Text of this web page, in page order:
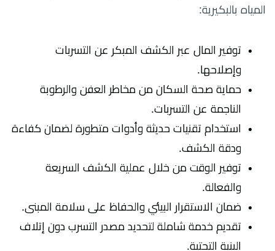
المياه بالبكيرية:
توفير المال عبر الكشف المبكر عن التسربات
وإصلاحها.
حماية صحة السكان من مخاطر العفن والرطوبة
الناجمة عن التسربات.
استخدام تقنيات حديثة وأدوات متطورة لضمان كفاءة
ودقة الكشف.
توفير الوقت من خلال عملية الكشف السريعة
والفعالة.
ضمان الاستقرار البيئي والحفاظ على سلامة المبنى.
تقديم خدمة شاملة لتحديد مصدر التسرب دون إتلاف
البنية التحتية.